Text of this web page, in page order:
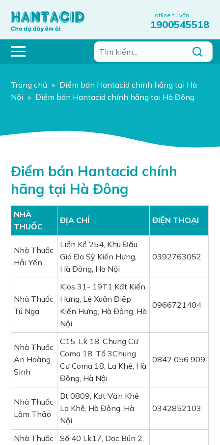
Hotline tư vấn
1900545518
Trang chủ » Điểm bán Hantacid chính hãng tại Hà
Nội » Điểm bán Hantacid chính hãng tại Hà Đông
Điểm bán Hantacid chính
hãng tại Hà Đông
NHÀ
THUỐC
ĐỊA CHỈ ĐIỆN THOẠI
Nhà Thuốc
Hải Yến
Liền Kề 254, Khu Đấu
Giá Đa Sỹ Kiến Hưng,
Hà Đông, Hà Nội
0392763052
Nhà Thuốc
Tú Nga
Kios 31- 19T1 Kđt Kiến
Hưng, Lê Xuân Điệp
Kiến Hưng, Hà Đông, Hà
Nội
0966721404
Nhà Thuốc
An Hoàng
Sinh
C15, Lk 18, Chung Cư
Coma 18, Tổ 3Chung
Cư Coma 18, La Khê, Hà
Đông, Hà Nội
0842 056 909
Nhà Thuốc
Lâm Thảo
Bt 0809, Kdt Văn Khê
La Khê, Hà Đông, Hà
Nội
0342852103
Nhà Thuốc
Số 40 Lk17, Dọc Bún 2,